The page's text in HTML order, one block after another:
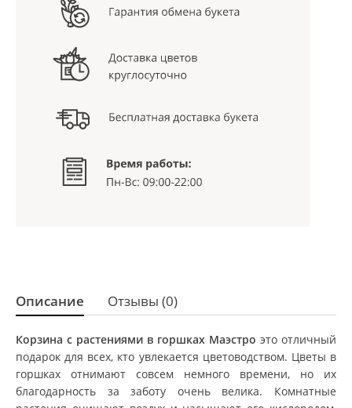
Описание Отзывы (0)
Корзина с растениями в горшках Маэстро это отличный
подарок для всех, кто увлекается цветоводством. Цветы в
горшках отнимают совсем немного времени, но их
благодарность за заботу очень велика. Комнатные